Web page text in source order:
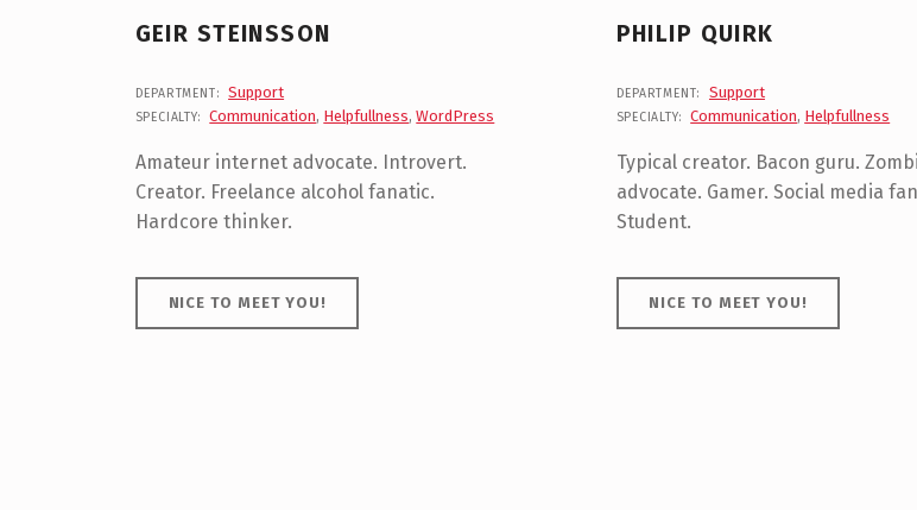
GEIR STEINSSON
DEPARTMENT: Support
SPECIALTY: Communication, Helpfullness,WordPress
Amateur internet advocate. Introvert.
Creator. Freelance alcohol fanatic.
Hardcore thinker.
NICE TO MEET YOU!
PHILIP QUIRK
DEPARTMENT: Support
SPECIALTY: Communication, Helpfullness
Typical creator. Bacon guru.
advocate. Gamer. Social media
Student.
NICE TO MEET YOU!